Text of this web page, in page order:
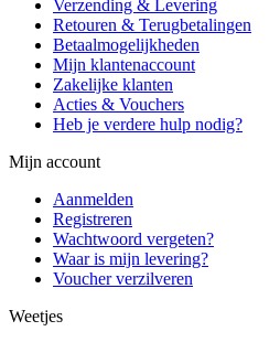
Verzending & Levering
Retouren & Terugbetalingen
Betaalmogelijkheden
Mijn klantenaccount
Zakelijke klanten
Acties & Vouchers
Heb je verdere hulp nodig?
Mijn account
Aanmelden
Registreren
Wachtwoord vergeten?
Waar is mijn levering?
Voucher verzilveren
Weetjes